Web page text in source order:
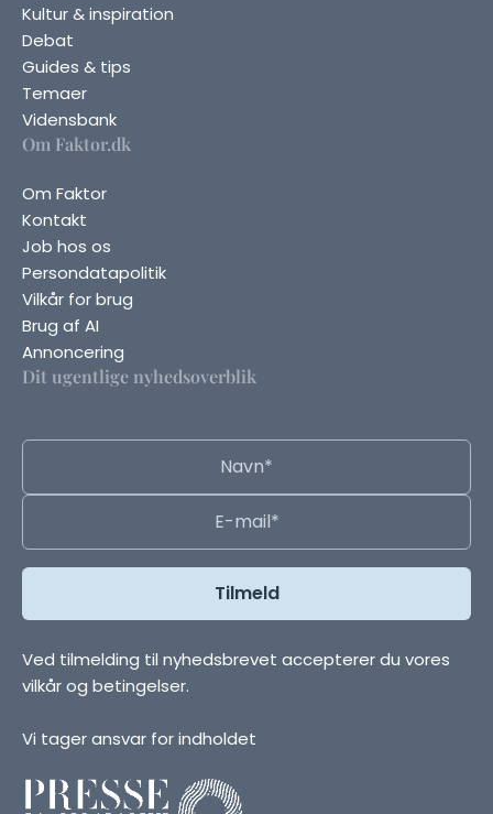
Kultur & inspiration
Debat
Guides & tips
Temaer
Vidensbank
Om Faktor.dk
Om Faktor
Kontakt
Job hos os
Persondatapolitik
Vilkår for brug
Brug af AI
Annoncering
Dit ugentlige nyhedsoverblik
Ved tilmelding til nyhedsbrevet accepterer du vores
vilkår og betingelser.
Vi tager ansvar for indholdet